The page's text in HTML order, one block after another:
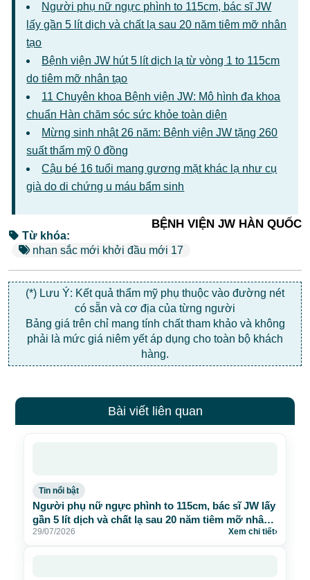
Người phụ nữ ngực phình to 115cm, bác sĩ JW
lấy gần 5 lít dịch và chất lạ sau 20 năm tiêm mỡ nhân
tạo
Bệnh viện JW hút 5 lít dịch lạ từ vòng 1 to 115cm
do tiêm mỡ nhân tạo
11 Chuyên khoa Bệnh viện JW: Mô hình đa khoa
chuẩn Hàn chăm sóc sức khỏe toàn diện
Mừng sinh nhật 26 năm: Bệnh viện JW tặng 260
suất thẩm mỹ 0 đồng
Cậu bé 16 tuổi mang gương mặt khác lạ như cụ
già do di chứng u máu bẩm sinh
BỆNH VIỆN JW HÀN QUỐC
Từ khóa:
nhan sắc mới khởi đầu mới 17
(*) Lưu Ý: Kết quả thẩm mỹ phụ thuộc vào đường nét
có sẵn và cơ địa của từng người
Bảng giá trên chỉ mang tính chất tham khảo và không
phải là mức giá niêm yết áp dụng cho toàn bộ khách
hàng.
Bài viết liên quan
Tin nổi bật
Người phụ nữ ngực phình to 115cm, bác sĩ JW lấy
gần 5 lít dịch và chất lạ sau 20 năm tiêm mỡ nhân
tạo
29/07/2026 Xem chi tiết›